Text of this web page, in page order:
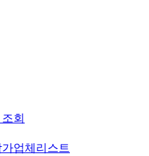
회
업체리스트